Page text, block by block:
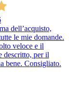
dell’acquisto,
le mie domande.
veloce e il
descritto, per il
bene. Consigliato.